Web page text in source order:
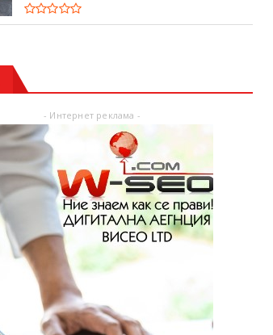
- Интернет реклама -